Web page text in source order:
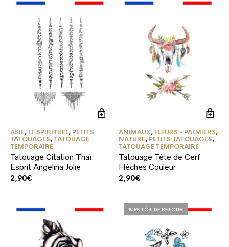
ASIE, LE SPIRITUEL, PETITS
TATOUAGES, TATOUAGE
TEMPORAIRE
Tatouage Citation Thaï
Esprit Angelina Jolie
2,90€
ANIMAUX, FLEURS - PALMIERS,
NATURE, PETITS TATOUAGES,
TATOUAGE TEMPORAIRE
Tatouage Tête de Cerf
Flèches Couleur
2,90€
BIENTÔT DE RETOUR